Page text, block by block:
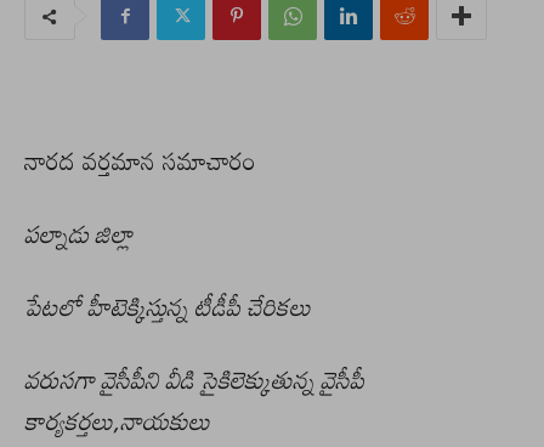
నారద వర్తమాన సమాచారం
పల్నాడు జిల్లా
పేటలో హీటెక్కిస్తున్న టీడీపీ చేరికలు
వరుసగా వైసీపీని వీడి సైకిలెక్కుతున్న వైసీపీ
కార్యకర్తలు,నాయకులు